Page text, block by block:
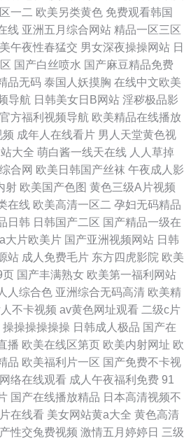
一二 欧美另类黄色 免费观看韩国
线 亚洲五月综合网站 精品一区三区
午夜性春猛交 男女深夜操操网站 日
国产白丝喷水 国产麻豆精品免费
品无码 泰国人妖摸胸 在线中文欧美
导航 日韩美女日B网站 淫秽极品影
官方福利视频导航 欧美精品在线播放
频 成年人在线看片 男人天堂黄色视
大全 萌白酱一线天在线 人人草掉
合网 欧美日韩国产丝袜 午夜成人影
射 欧美国产色图 黄色三级A片视频
在线 欧美高清一区二 孕妇无码精品
日韩 日韩国产二区 国产精品一级在
大片欧美片 国产亚洲视频网站 日韩
站 成人免费毛片 东方四虎影院 欧美
页 国产丰满熟女 欧美第一福利网站
人综合色 亚洲综合无码高清 欧美精
不卡视频 av黄色网址观看 二级c片
操操操操操操 日韩成人极品 国产在
播 欧美在线区第页 欧美内射网址 欧
品 欧美福利片一区 国产免费不卡视
络在线观看 成人午夜福利免费 91
国产在线播放精品 日本高清视频不
在线看 美女网站黄a大全 黄色高清
性交兔费视频 激情五月婷婷日 三级